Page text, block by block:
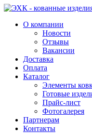
О компании
Новости
Отзывы
Вакансии
Доставка
Оплата
Каталог
Элементы
Готовые
Прайс-лист
Фотогалерея
Партнерам
Контакты